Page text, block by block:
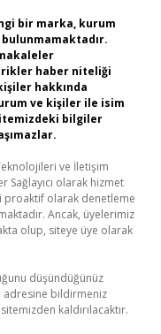
bir marka, kurum
haber niteliği
hakkında
ve kişiler ile isim
bilgiler
ve İletişim
Sağlayıcı olarak hizmet
proaktif olarak denetleme
Ancak, üyelerimiz
olup, siteye üye olarak
düşündüğünüz
adresine bildirmeniz
kaldırılacaktır.